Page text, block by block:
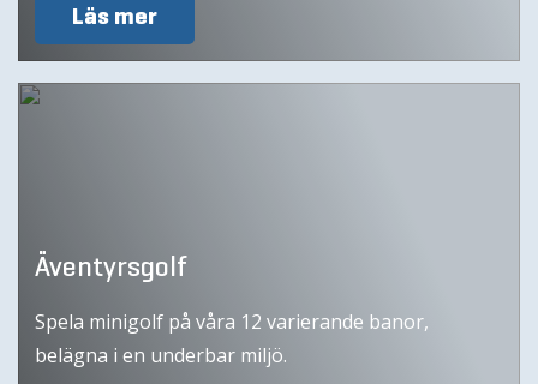
Läs mer
Äventyrsgolf
Spela minigolf på våra 12 varierande banor,
belägna i en underbar miljö.